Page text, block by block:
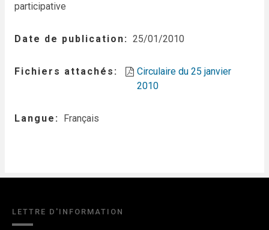
participative
Date de publication 25/01/2010
Fichiers attachés
Circulaire du 25 janvier
2010
Langue Français
LETTRE D'INFORMATION